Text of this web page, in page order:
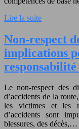
Lire la suite
Non-respect
implications
Le non-respect des
d’accidents de la
les victimes et les
d’accidents sont
blessures, des décès,…